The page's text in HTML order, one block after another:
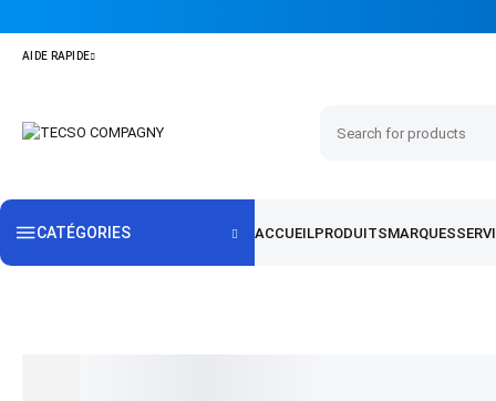
CATÉGORIES